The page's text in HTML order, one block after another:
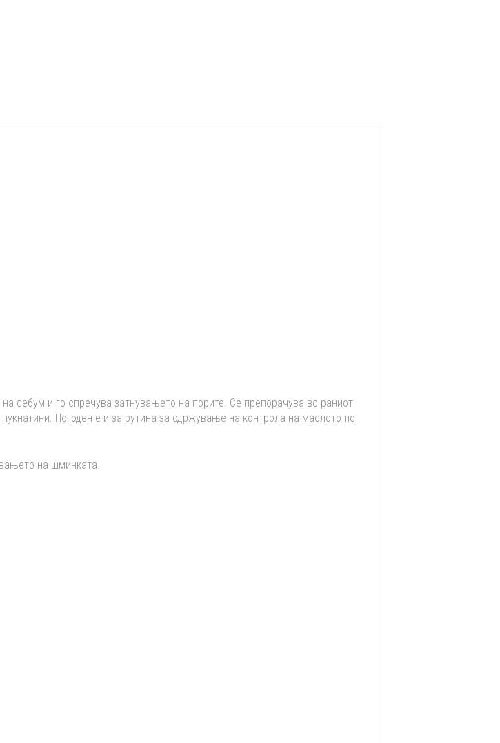
себум и го спречува затнувањето на порите. Се препорачува во раниот
Погоден е и за рутина за одржување на контрола на маслото по
на шминката.